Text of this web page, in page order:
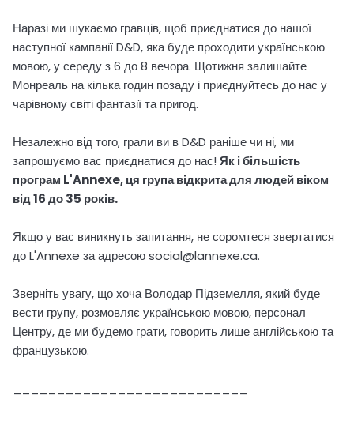
Наразі ми шукаємо гравців, щоб приєднатися до нашої
наступної кампанії D&D, яка буде проходити українською
мовою, у середу з 6 до 8 вечора. Щотижня залишайте
Монреаль на кілька годин позаду і приєднуйтесь до нас у
чарівному світі фантазії та пригод.
Незалежно від того, грали ви в D&D раніше чи ні, ми
запрошуємо вас приєднатися до нас! Як і більшість
програм L'Annexe, ця група відкрита для людей віком
від 16 до 35 років.
Якщо у вас виникнуть запитання, не соромтеся звертатися
до L'Annexe за адресою social@lannexe.ca.
Зверніть увагу, що хоча Володар Підземелля, який буде
вести групу, розмовляє українською мовою, персонал
Центру, де ми будемо грати, говорить лише англійською та
французькою.